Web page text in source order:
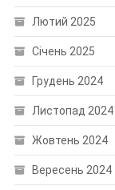
Лютий 2025
Січень 2025
Грудень 2024
Листопад 2024
Жовтень 2024
Вересень 2024